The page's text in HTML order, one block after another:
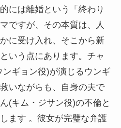
には離婚という「終わり
ですが、その本質は、人
に受け入れ、そこから新
いう点にあります。チャ
ギョン役)が演じるウンギ
いながらも、自身の夫で
(キム・ジサン役)の不倫と
ます 。彼女が完璧な弁護